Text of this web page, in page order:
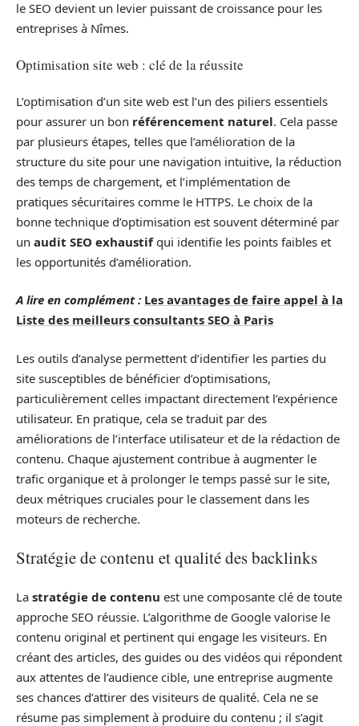
le SEO devient un levier puissant de croissance pour les
entreprises à Nîmes.
Optimisation site web : clé de la réussite
L’optimisation d’un site web est l’un des piliers essentiels
pour assurer un bon référencement naturel. Cela passe
par plusieurs étapes, telles que l’amélioration de la
structure du site pour une navigation intuitive, la réduction
des temps de chargement, et l’implémentation de
pratiques sécuritaires comme le HTTPS. Le choix de la
bonne technique d’optimisation est souvent déterminé par
un audit SEO exhaustifqui identifie les points faibles et
les opportunités d’amélioration.
A lire en complément : Les avantages de faire appel à la
Liste des meilleurs consultants SEO à Paris
Les outils d’analyse permettent d’identifier les parties du
site susceptibles de bénéficier d’optimisations,
particulièrement celles impactant directement l’expérience
utilisateur. En pratique, cela se traduit par des
améliorations de l’interface utilisateur et de la rédaction de
contenu. Chaque ajustement contribue à augmenter le
trafic organique et à prolonger le temps passé sur le site,
deux métriques cruciales pour le classement dans les
moteurs de recherche.
Stratégie de contenu et qualité des backlinks
La stratégie de contenu est une composante clé de toute
approche SEO réussie. L’algorithme de Google valorise le
contenu original et pertinent qui engage les visiteurs. En
créant des articles, des guides ou des vidéos qui répondent
aux attentes de l’audience cible, une entreprise augmente
ses chances d’attirer des visiteurs de qualité. Cela ne se
résume pas simplement à produire du contenu ; il s’agit